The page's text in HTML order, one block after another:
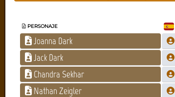
PERSONAJE
Joanna Dark
Jack Dark
Chandra Sekhar
Nathan Zeigler